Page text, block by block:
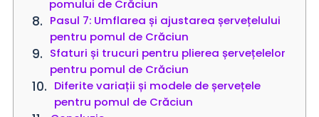
pomului de Crăciun
Pasul 7: Umflarea și ajustarea șervețelului
pentru pomul de Crăciun
Sfaturi și trucuri pentru plierea șervețelelor
pentru pomul de Crăciun
Diferite variații și modele de șervețele
pentru pomul de Crăciun